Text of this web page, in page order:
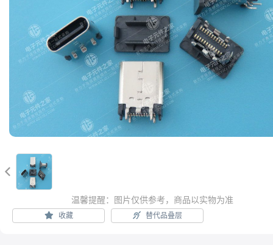

温馨提醒：图片仅供参考，商品以实物为准
收藏 替代品叠层